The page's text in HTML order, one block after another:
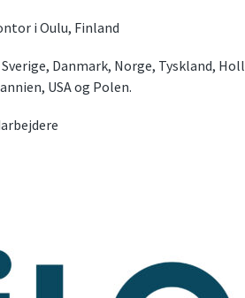
i Oulu, Finland
Danmark, Norge, Tyskland,
USA og Polen.